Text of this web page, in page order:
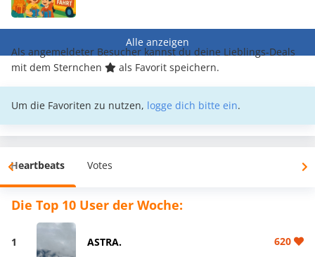
Alle anzeigen
Als angemeldeter Besucher kannst du deine Lieblings-Deals
mit dem Sternchen
als Favorit speichern.
Um die Favoriten zu nutzen, logge dich bitte ein.
Heartbeats Votes
Die Top 10 User der Woche:
1 ASTRA. 620